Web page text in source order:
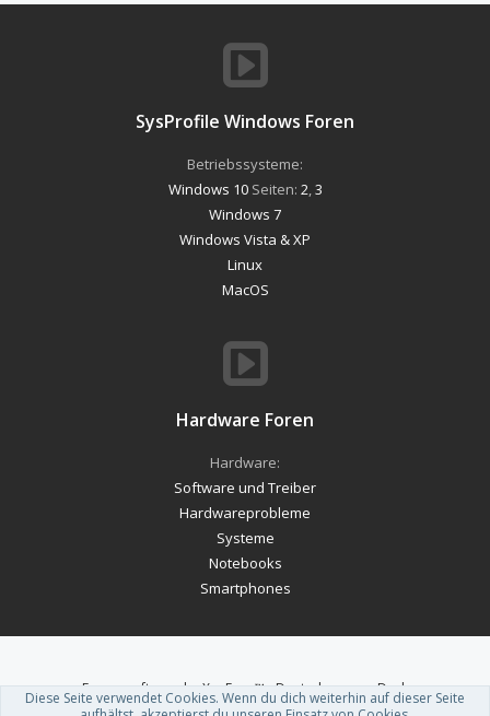
SysProfile Windows Foren
Betriebssysteme:
Windows 10Seiten: 2 3
Windows 7
Windows Vista & XP
Linux
MacOS
Hardware Foren
Hardware:
Software und Treiber
Hardwareprobleme
Systeme
Notebooks
Smartphones
Forum software by XenForo™-Deutsch von xenDach
Theme designed byThemeHouse .
Diese Seite verwendet Cookies. Wenn du dich weiterhin auf dieser Seite